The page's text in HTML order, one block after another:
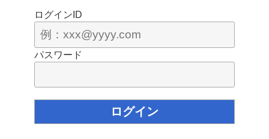
ログインID
パスワード